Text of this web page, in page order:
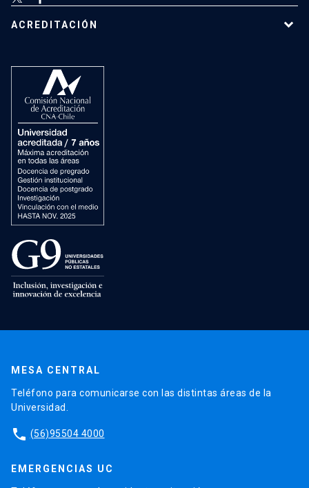
ACREDITACIÓN
MESA CENTRAL
Teléfono para comunicarse con las distintas áreas de la
Universidad.
phone (56)95504 4000
EMERGENCIAS UC